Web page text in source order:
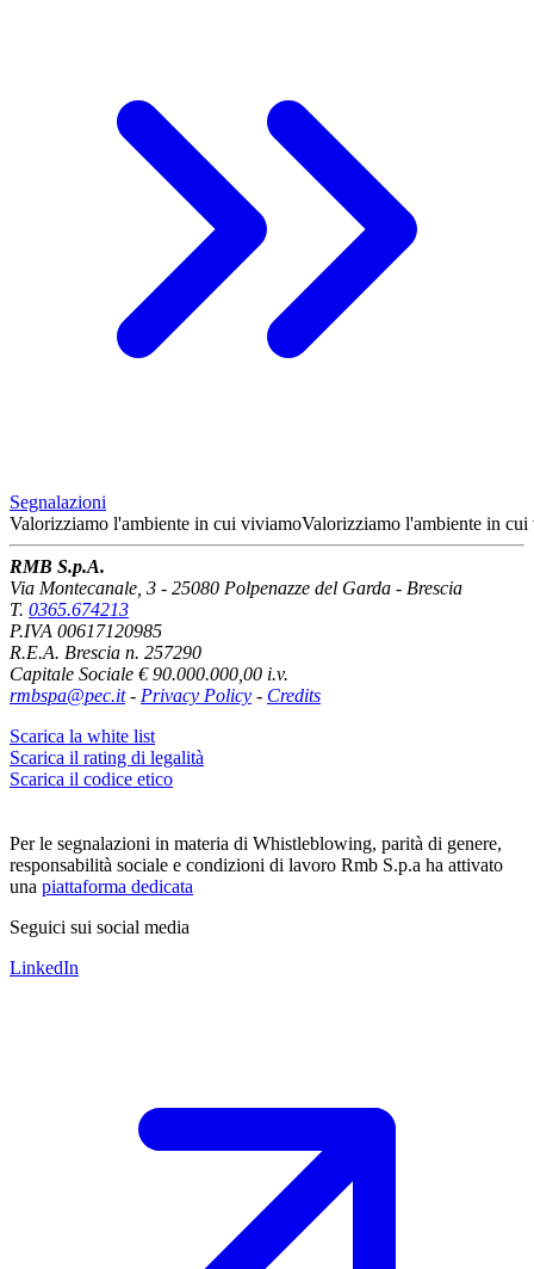
Segnalazioni
Valorizziamo l'ambiente in cui viviamoValorizziamo l'ambiente in cui
RMB S.p.A.
Via Montecanale, 3 - 25080 Polpenazze del Garda - Brescia
T. 0365.674213
P.IVA 00617120985
R.E.A. Brescia n. 257290
Capitale Sociale € 90.000.000,00 i.v.
rmbspa@pec.it- Privacy Policy - Credits
Scarica la white list
Scarica il rating di legalità
Scarica il codice etico
Per le segnalazioni in materia di Whistleblowing, parità di genere,
responsabilità sociale e condizioni di lavoro Rmb S.p.a ha attivato
una piattaforma dedicata
Seguici sui social media
LinkedIn